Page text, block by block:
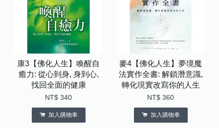
康3【佛化人生】喚醒自
癒力: 從心到身, 身到心,
找回全面的健康
NT$ 340
加入購物車
麥4【佛化人生】夢境魔
法實作全書: 解鎖潛意識,
轉化現實改寫你的人生
NT$ 360
加入購物車